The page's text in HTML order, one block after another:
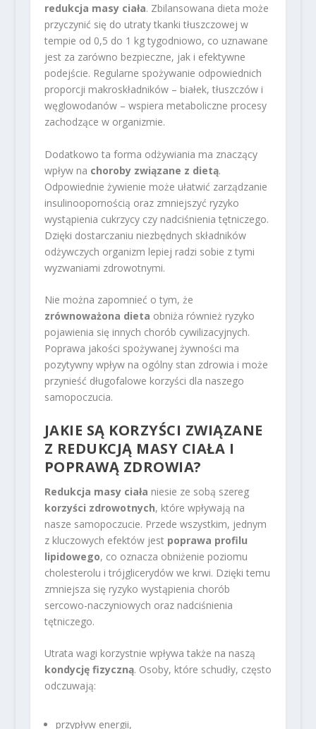
redukcja masy ciała. Zbilansowana dieta może
przyczynić się do utraty tkanki tłuszczowej w
tempie od 0,5 do 1 kg tygodniowo, co uznawane
jest za zarówno bezpieczne, jak i efektywne
podejście. Regularne spożywanie odpowiednich
proporcji makroskładników – białek, tłuszczów i
węglowodanów – wspiera metaboliczne procesy
zachodzące w organizmie.
Dodatkowo ta forma odżywiania ma znaczący
wpływ na choroby związane z dietą.
Odpowiednie żywienie może ułatwić zarządzanie
insulinoopornością oraz zmniejszyć ryzyko
wystąpienia cukrzycy czy nadciśnienia tętniczego.
Dzięki dostarczaniu niezbędnych składników
odżywczych organizm lepiej radzi sobie z tymi
wyzwaniami zdrowotnymi.
Nie można zapomnieć o tym, że
zrównoważona dieta obniża również ryzyko
pojawienia się innych chorób cywilizacyjnych.
Poprawa jakości spożywanej żywności ma
pozytywny wpływ na ogólny stan zdrowia i może
przynieść długofalowe korzyści dla naszego
samopoczucia.
JAKIE SĄ KORZYŚCI ZWIĄZANE
Z REDUKCJĄ MASY CIAŁA I
POPRAWĄ ZDROWIA?
Redukcja masy ciała niesie ze sobą szereg
korzyści zdrowotnych, które wpływają na
nasze samopoczucie. Przede wszystkim, jednym
z kluczowych efektów jest poprawa profilu
lipidowego, co oznacza obniżenie poziomu
cholesterolu i trójglicerydów we krwi. Dzięki temu
zmniejsza się ryzyko wystąpienia chorób
sercowo-naczyniowych oraz nadciśnienia
tętniczego.
Utrata wagi korzystnie wpływa także na naszą
kondycję fizyczną. Osoby, które schudły, często
odczuwają:
przypływ energii,